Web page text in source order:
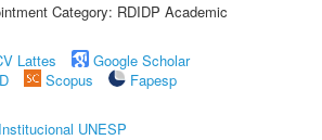
Category: RDIDP Academic
Lattes
Google Scholar
Scopus
Fapesp
UNESP